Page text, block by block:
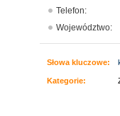
Telefon:
Województwo:
Słowa kluczowe:
Kategorie: